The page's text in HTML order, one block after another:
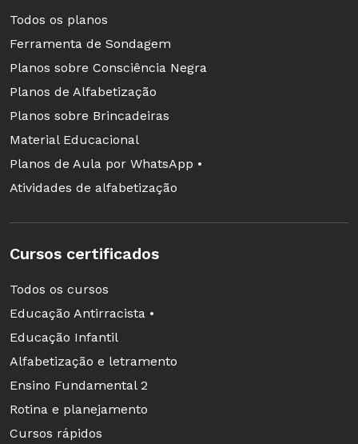
dos celulares pode agravar problemas como a
miopia. Segundo o Conselho Brasileiro de
Oftalmologia, 20% das crianças em idade
escolar têm problemas de vista.
Fonte: TIC Kids 2017, Pesquisa Motorola/IPSOS
Todos os planos
Ferramenta de Sondagem
Planos sobre Consciência Negra
Planos de Alfabetização
Planos sobre Brincadeiras
Material Educacional
Planos de Aula por WhatsApp •
Atividades de alfabetização
Cursos certificados
Todos os cursos
Educação Antirracista •
Educação Infantil
Alfabetização e letramento
Ensino Fundamental 2
Rotina e planejamento
Cursos rápidos